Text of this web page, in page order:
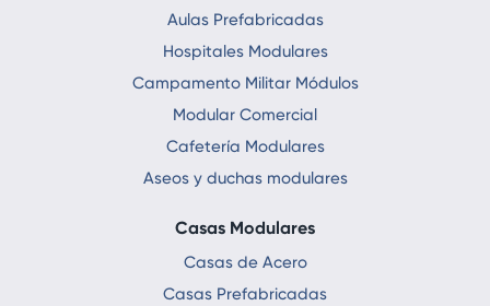
Aulas Prefabricadas
Hospitales Modulares
Campamento Militar Módulos
Modular Comercial
Cafetería Modulares
Aseos y duchas modulares
Casas Modulares
Casas de Acero
Casas Prefabricadas